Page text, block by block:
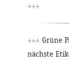
+++
+++ Grüne
nächste